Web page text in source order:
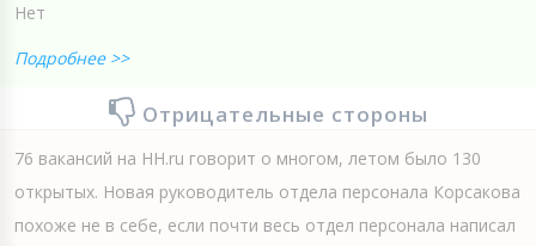
Нет
Подробнее >>
Отрицательные стороны
76 вакансий на HH.ru говорит о многом, летом было 130
открытых. Новая руководитель отдела персонала Корсакова
похоже не в себе, если почти весь отдел персонала написал